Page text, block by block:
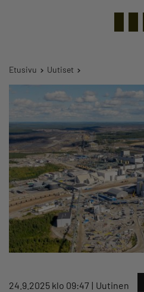
Etusivu Uutiset
24.9.2025 klo 09:47 Uutinen